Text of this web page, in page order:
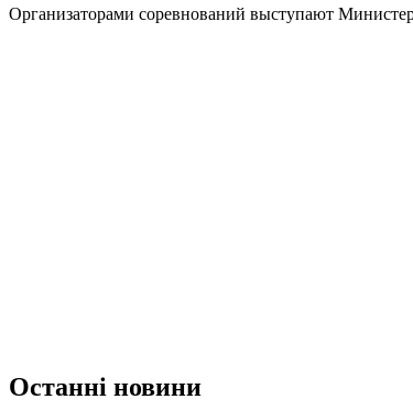
Организаторами соревнований выступают
Останні новини